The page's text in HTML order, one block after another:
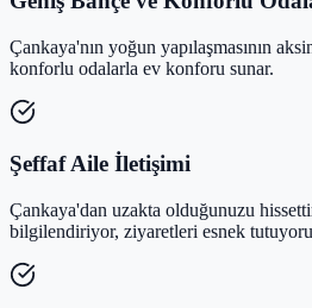
Çankaya'nın yoğun yapılaşmasının
konforlu odalarla ev konforu sunar.
Şeffaf Aile İletişimi
Çankaya'dan uzakta olduğunuzu
bilgilendiriyor, ziyaretleri esnek